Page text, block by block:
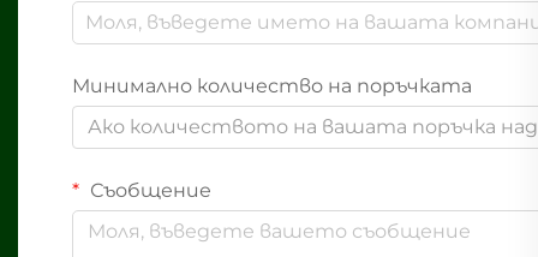
Минимално количество на поръчката
Ако количеството на вашата поръчка
Съобщение